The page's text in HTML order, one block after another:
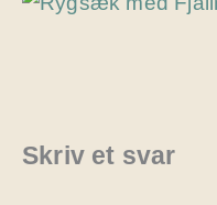
Skriv et svar